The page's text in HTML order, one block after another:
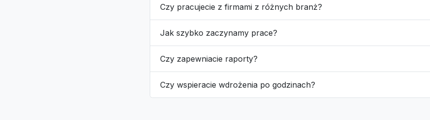
Czy pracujecie z firmami z różnych branż?
Jak szybko zaczynamy prace?
Czy zapewniacie raporty?
Czy wspieracie wdrożenia po godzinach?